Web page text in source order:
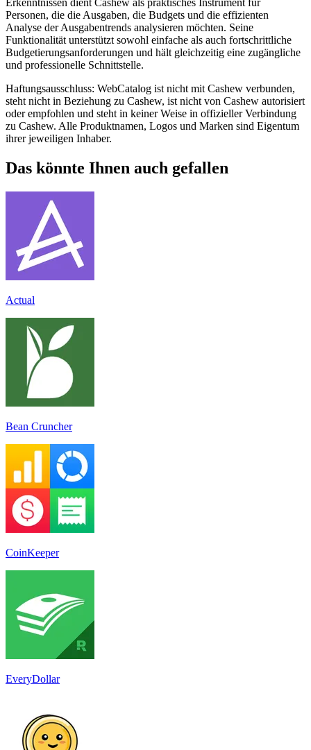
Personen, die die Ausgaben, die Budgets und die effizienten
Analyse der Ausgabentrends analysieren möchten. Seine
Funktionalität unterstützt sowohl einfache als auch fortschrittliche
Budgetierungsanforderungen und hält gleichzeitig eine zugängliche
und professionelle Schnittstelle.
Haftungsausschluss: WebCatalog ist nicht mit Cashew verbunden,
steht nicht in Beziehung zu Cashew, ist nicht von Cashew autorisiert
oder empfohlen und steht in keiner Weise in offizieller Verbindung
zu Cashew. Alle Produktnamen, Logos und Marken sind Eigentum
ihrer jeweiligen Inhaber.
Das könnte Ihnen auch gefallen
Actual
Bean Cruncher
CoinKeeper
EveryDollar